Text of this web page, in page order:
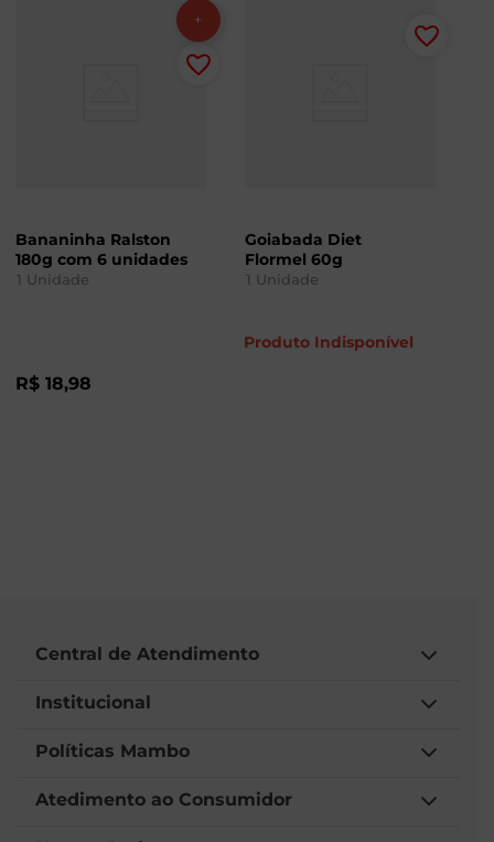
Bananinha Ralston
180g com 6 unidades
1 Unidade
R$ 18,98
Produto Indisponível
Goiabada Diet
Flormel 60g
1 Unidade
Central de Atendimento
Institucional
Políticas Mambo
Atedimento ao Consumidor